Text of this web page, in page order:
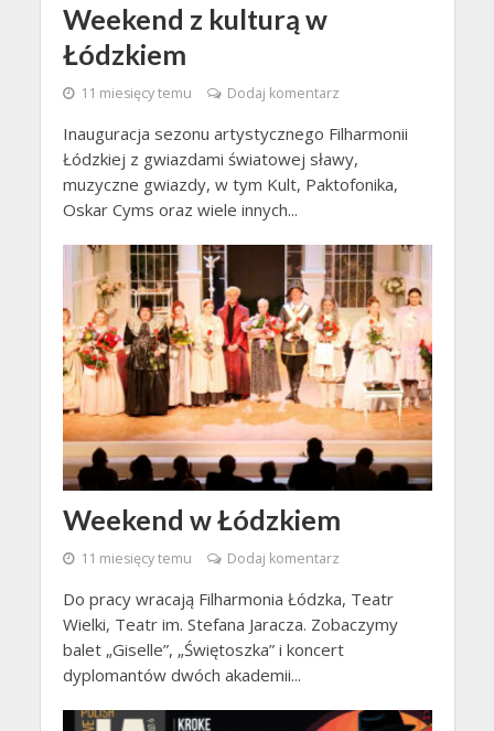
Weekend z kulturą w
Łódzkiem
11 miesięcy temu Dodaj komentarz
Inauguracja sezonu artystycznego Filharmonii
Łódzkiej z gwiazdami światowej sławy,
muzyczne gwiazdy, w tym Kult, Paktofonika,
Oskar Cyms oraz wiele innych...
Weekend w Łódzkiem
11 miesięcy temu Dodaj komentarz
Do pracy wracają Filharmonia Łódzka, Teatr
Wielki, Teatr im. Stefana Jaracza. Zobaczymy
balet „Giselle”, „Świętoszka” i koncert
dyplomantów dwóch akademii...